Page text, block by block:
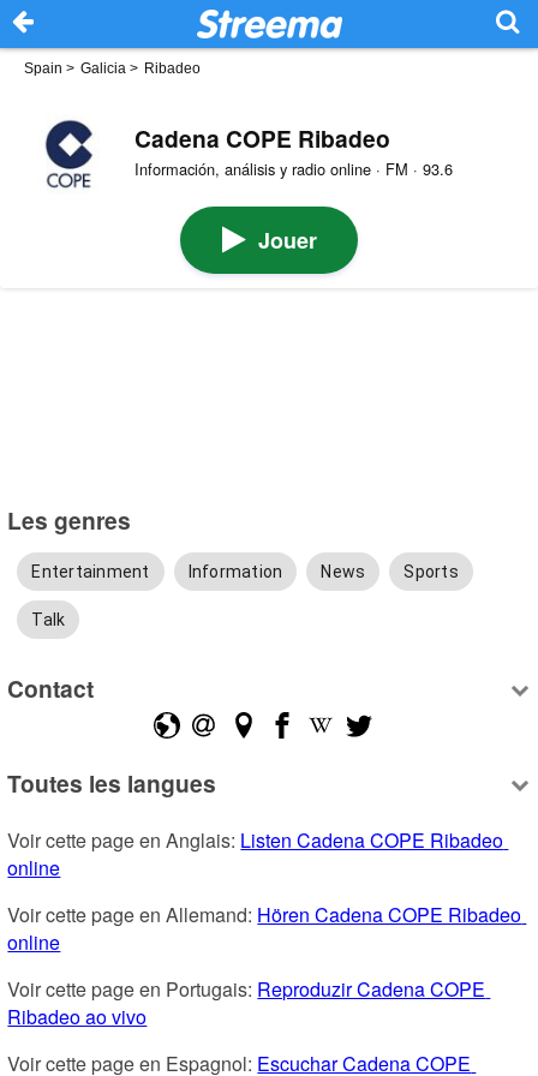
Spain > Galicia > Ribadeo
Cadena COPE Ribadeo
Información, análisis y radio online · FM · 93.6
Jouer
Les genres
Entertainment Information News Sports
Talk
Contact
Toutes les langues
Voir cette page en Anglais: Listen Cadena COPE Ribadeo
online
Voir cette page en Allemand: Hören Cadena COPE Ribadeo
online
Voir cette page en Portugais: Reproduzir Cadena COPE
Ribadeo ao vivo
Voir cette page en Espagnol: Escuchar Cadena COPE